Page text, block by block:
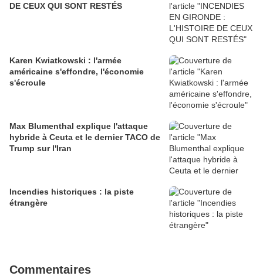
DE CEUX QUI SONT RESTÉS
Karen Kwiatkowski : l'armée
américaine s'effondre, l'économie
s'écroule
Max Blumenthal explique l'attaque
hybride à Ceuta et le dernier TACO de
Trump sur l'Iran
Incendies historiques : la piste
étrangère
Commentaires